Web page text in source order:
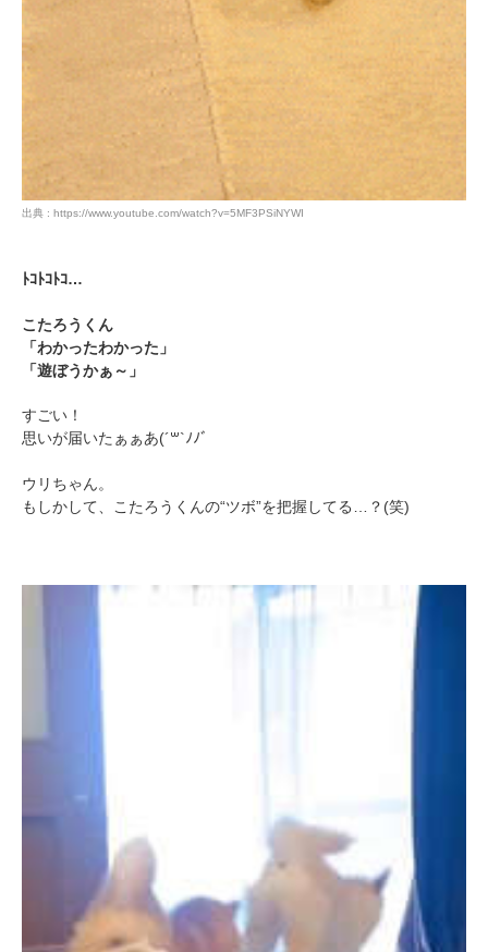
出典 : https://www.youtube.com/watch?v=5MF3PSiNYWI
ﾄｺﾄｺﾄｺ…
こたろうくん
「わかったわかった」
「遊ぼうかぁ～」
すごい！
思いが届いたぁぁあ(´꒳`ﾉﾉﾞ
ウリちゃん。
もしかして、こたろうくんの“ツボ”を把握してる…？(笑)
PECOアプリをダウンロード済みの方